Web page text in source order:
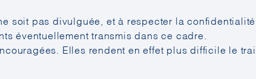
soit pas divulguée, et à respecter la
éventuellement transmis dans ce cadre.
Elles rendent en effet plus difficile le